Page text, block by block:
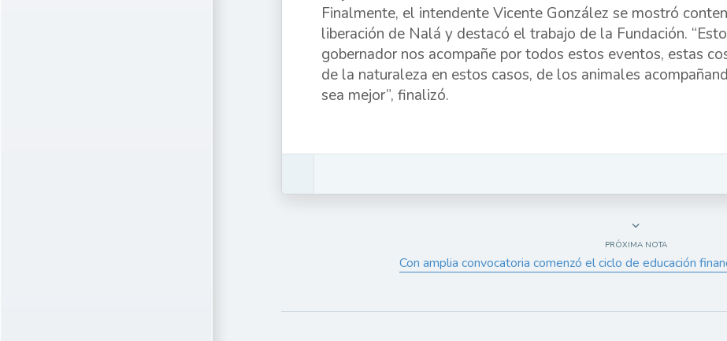
Finalmente, el intendente Vicente González se mostró
liberación de Nalá y destacó el trabajo de la Fundación.
gobernador nos acompañe por todos estos eventos, estas
de la naturaleza en estos casos, de los animales
sea mejor”, finalizó.
PRÓXIMA NOTA
Con amplia convocatoria comenzó el ciclo de educación